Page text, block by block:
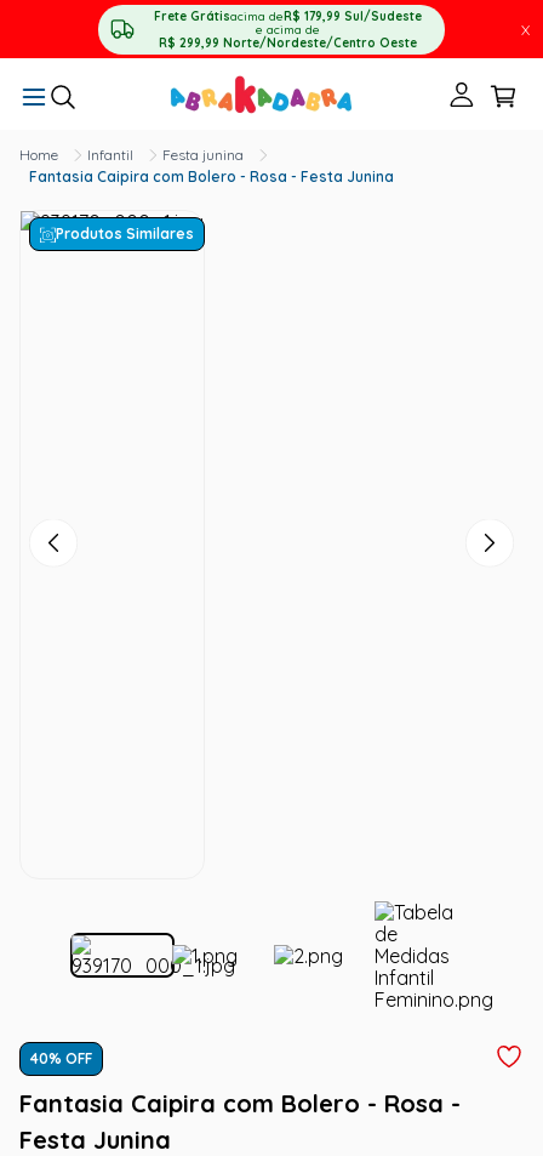
Frete Grátisacima deR$ 179,99 Sul/Sudeste
e acima de
R$ 299,99 Norte/Nordeste/Centro Oeste
X
Infantil
Festa junina
Fantasia Caipira com Bolero - Rosa - Festa Junina
Produtos Similares
40% OFF
Fantasia Caipira com Bolero - Rosa -
Festa Junina